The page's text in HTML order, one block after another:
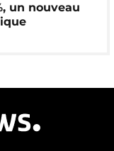
un nouveau